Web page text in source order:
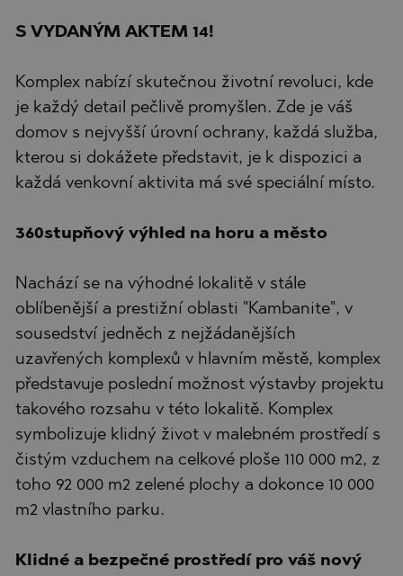
S VYDANÝM AKTEM 14!
Komplex nabízí skutečnou životní revoluci, kde
je každý detail pečlivě promyšlen. Zde je váš
domov s nejvyšší úrovní ochrany, každá služba,
kterou si dokážete představit, je k dispozici a
každá venkovní aktivita má své speciální místo.
360stupňový výhled na horu a město
Nachází se na výhodné lokalitě v stále
oblíbenější a prestižní oblasti "Kambanite", v
sousedství jedněch z nejžádanějších
uzavřených komplexů v hlavním městě, komplex
představuje poslední možnost výstavby projektu
takového rozsahu v této lokalitě. Komplex
symbolizuje klidný život v malebném prostředí s
čistým vzduchem na celkové ploše 110 000 m2, z
toho 92 000 m2 zelené plochy a dokonce 10 000
m2 vlastního parku.
Klidné a bezpečné prostředí pro váš nový